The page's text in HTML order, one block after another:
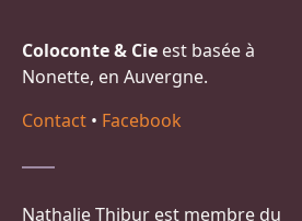
Coloconte & Cie est basée à
Nonette, en Auvergne.
Contact • Facebook
Nathalie Thibur est membre du